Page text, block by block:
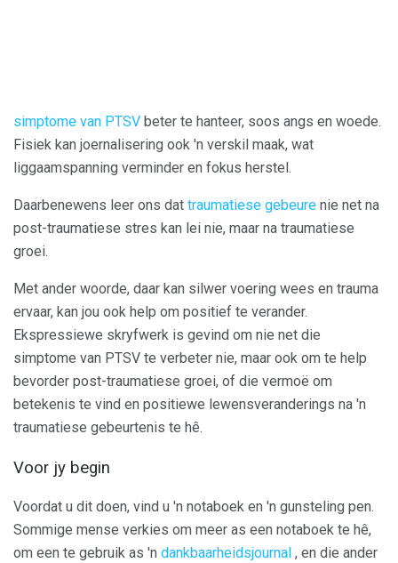
simptome van PTSV beter te hanteer, soos angs en woede.
Fisiek kan joernalisering ook 'n verskil maak, wat
liggaamspanning verminder en fokus herstel.
Daarbenewens leer ons dat traumatiese gebeure nie net na
post-traumatiese stres kan lei nie, maar na traumatiese
groei.
Met ander woorde, daar kan silwer voering wees en trauma
ervaar, kan jou ook help om positief te verander.
Ekspressiewe skryfwerk is gevind om nie net die
simptome van PTSV te verbeter nie, maar ook om te help
bevorder post-traumatiese groei, of die vermoë om
betekenis te vind en positiewe lewensveranderings na 'n
traumatiese gebeurtenis te hê.
Voor jy begin
Voordat u dit doen, vind u 'n notaboek en 'n gunsteling pen.
Sommige mense verkies om meer as een notaboek te hê,
om een ​​te gebruik as 'n dankbaarheidsjournal , en die ander